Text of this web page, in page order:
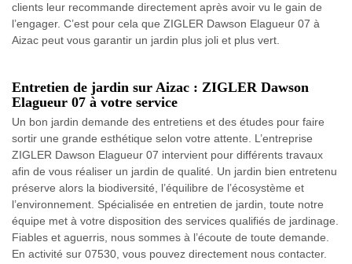
clients leur recommande directement après avoir vu le gain de
l’engager. C’est pour cela que ZIGLER Dawson Elagueur 07 à
Aizac peut vous garantir un jardin plus joli et plus vert.
Entretien de jardin sur Aizac : ZIGLER Dawson
Elagueur 07 à votre service
Un bon jardin demande des entretiens et des études pour faire
sortir une grande esthétique selon votre attente. L’entreprise
ZIGLER Dawson Elagueur 07 intervient pour différents travaux
afin de vous réaliser un jardin de qualité. Un jardin bien entretenu
préserve alors la biodiversité, l’équilibre de l’écosystème et
l’environnement. Spécialisée en entretien de jardin, toute notre
équipe met à votre disposition des services qualifiés de jardinage.
Fiables et aguerris, nous sommes à l’écoute de toute demande.
En activité sur 07530, vous pouvez directement nous contacter.